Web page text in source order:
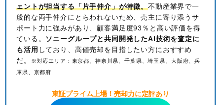
ェントが担当する「片手仲介」が特徴。不動産業界で一
般的な両手仲介にとらわれないため、売主に寄り添うサ
ポート力に強みがあり、顧客満足度93％と高い評価を得
ている。
ソニーグループと共同開発したAI技術を査定に
も活用 しており、高値売却を目指したい方におすすめ
だ。
※対応エリア：東京都、神奈川県、千葉県、埼玉県、大阪府、兵
庫県、京都府
東証プライム上場！売却力に定評あり